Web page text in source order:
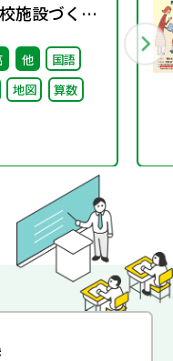
施設づくり
集」の公表
他
国語
地図
算数